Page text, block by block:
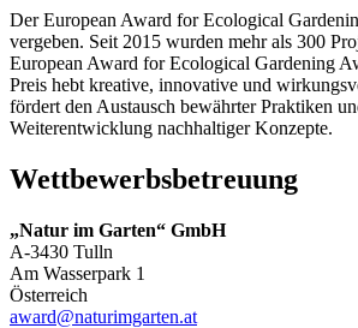
Der European Award for Ecological
vergeben. Seit 2015 wurden mehr als 300
European Award for Ecological Gardening
Preis hebt kreative, innovative und
fördert den Austausch bewährter Praktiken
Weiterentwicklung nachhaltiger Konzepte.
Wettbewerbsbetreuung
„Natur im Garten“ GmbH
A-3430 Tulln
Am Wasserpark 1
Österreich
award@naturimgarten.at